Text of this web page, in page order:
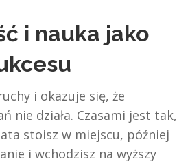
i nauka jako
i okazuje się, że
nie działa. Czasami jest tak,
stoisz w miejscu, później
i wchodzisz na wyższy